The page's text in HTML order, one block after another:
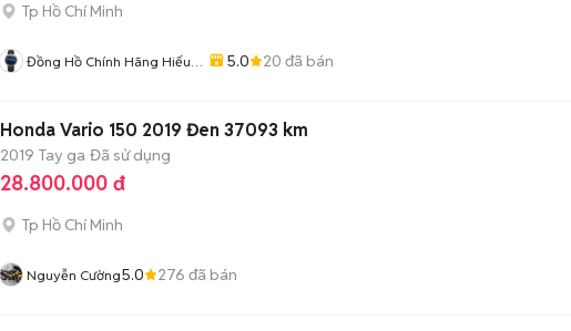
Tp Hồ Chí Minh
Đồng Hồ Chính Hãng Hiếu
5.0 20 đã bán
Honda Vario 150 2019 Đen 37093 km
2019 Tay ga Đã sử dụng
28.800.000 đ
Tp Hồ Chí Minh
Nguyễn Cường5.0 276 đã bán